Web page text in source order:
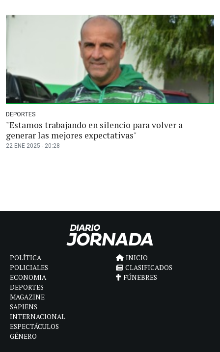
DEPORTES
"Estamos trabajando en silencio para volver a
generar las mejores expectativas"
22 ENE 2025 - 20:28
POLÍTICA
POLICIALES
ECONOMIA
DEPORTES
MAGAZINE
SAPIENS
INTERNACIONAL
ESPECTÁCULOS
GÉNERO
INICIO
CLASIFICADOS
FÚNEBRES